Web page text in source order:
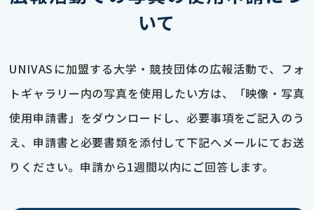
いて
UNIVASに加盟する大学・競技団体の広報活動で、フォ
トギャラリー内の写真を使用したい方は、「映像・写真
使用申請書」をダウンロードし、必要事項をご記入のう
え、申請書と必要書類を添付して下記へメールにてお送
りください。申請から1週間以内にご回答します。